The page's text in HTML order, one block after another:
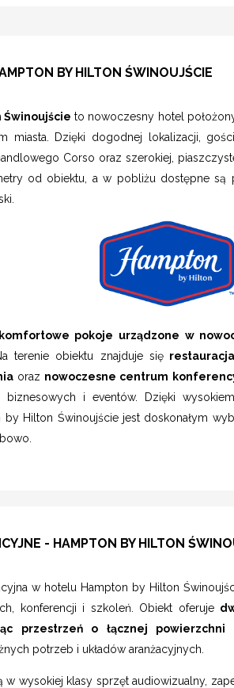
BY HILTON ŚWINOUJŚCIE
Świnoujście to nowoczesny hotel
miasta. Dzięki dogodnej lokalizacji,
Corso oraz szerokiej,
od obiektu, a w pobliżu dostępne są
pokoje urządzone w
terenie obiektu znajduje sięrestauracja
oraz nowoczesne centrum
biznesowych i eventów. Dzięki
by Hilton Świnoujście jest doskonałym
- HAMPTON BY HILTON
w hotelu Hampton by Hilton
konferencji i szkoleń. Obiekt oferuje
przestrzeń o łącznej
potrzeb i układów aranżacyjnych.
w wysokiej klasy sprzęt audiowizualny,